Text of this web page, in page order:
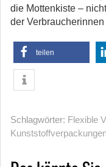
die Mottenkiste –
der
teilen
Schlagwörter: Flexible